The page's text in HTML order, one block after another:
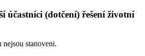
účastníci (dotčení) řešení životní
nejsou stanoveni.